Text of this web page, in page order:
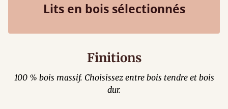
Lits en bois sélectionnés
Finitions
100 % bois massif. Choisissez entre bois tendre et bois
dur.